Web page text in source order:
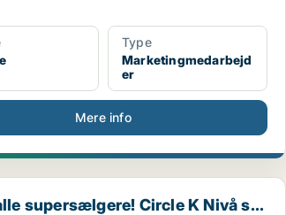
Type
Marketingmedarbejd
er
Mere info
Circle K Nivå s...
supersælgere! Circle K Nivå s...